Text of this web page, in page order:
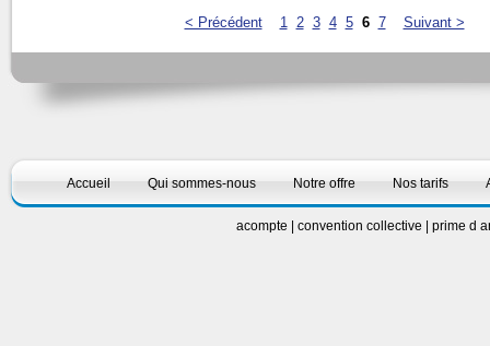
< Précédent 1 2 3 4 5 6 7 Suivant >
Accueil Qui sommes-nous Notre offre Nos tarifs
acompte convention collective prime d